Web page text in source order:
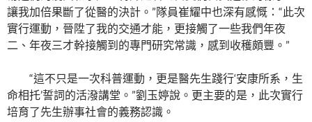
讓我加倍果斷了從醫的決計。”隊員崔耀中也深有感慨：“此次
實行運動，晉陞了我的交通才能，更接觸了一些我們年夜
二、年夜三才幹接觸到的專門研究常識，感到收穫頗豐。”
“這不只是一次科普運動，更是醫先生踐行‘安康所系，生
命相托’誓詞的活潑講堂。”劉玉婷說。更主要的是，此次實行
培育了先生辦事社會的義務認識。